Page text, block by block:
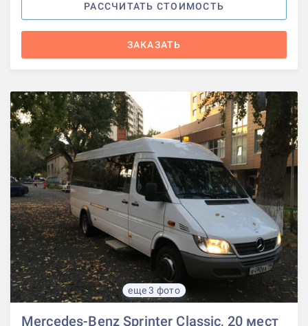
РАССЧИТАТЬ СТОИМОСТЬ
ЗАКАЗАТЬ
еще 3 фото
Mercedes-Benz Sprinter Classic, 20 мест